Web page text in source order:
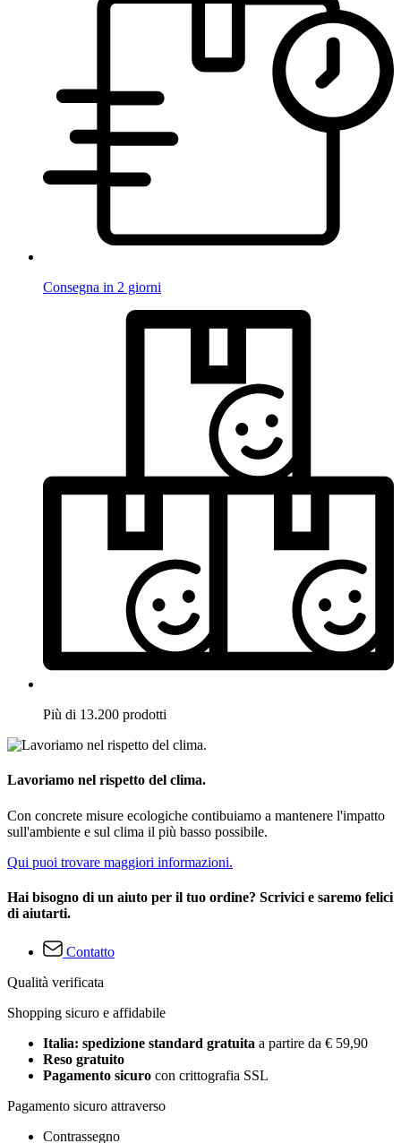
Consegna in 2 giorni
Più di 13.200 prodotti
Lavoriamo nel rispetto del clima.
Con concrete misure ecologiche contibuiamo a mantenere l'impatto
sull'ambiente e sul clima il più basso possibile.
Qui puoi trovare maggiori informazioni.
Hai bisogno di un aiuto per il tuo ordine? Scrivici e saremo felici
di aiutarti.
Contatto
Qualità verificata
Shopping sicuro e affidabile
Italia: spedizione standard gratuita a partire da € 59,90
Reso gratuito
Pagamento sicuro con crittografia SSL
Pagamento sicuro attraverso
Contrassegno